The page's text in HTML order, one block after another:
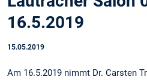
16.5.2019
15.05.2019
Am 16.5.2019 nimmt Dr. Carsten